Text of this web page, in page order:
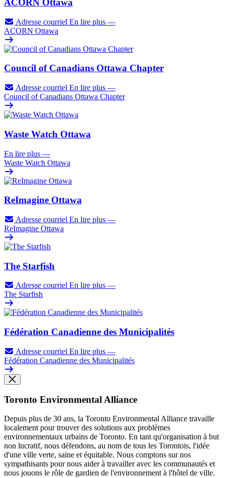
ACORN Ottawa
Adresse courriel En lire plus —
ACORN Ottawa
Council of Canadians Ottawa Chapter
Adresse courriel En lire plus —
Council of Canadians Ottawa Chapter
Waste Watch Ottawa
En lire plus —
Waste Watch Ottawa
ReImagine Ottawa
Adresse courriel En lire plus —
ReImagine Ottawa
The Starfish
Adresse courriel En lire plus —
The Starfish
Fédération Canadienne des Municipalités
Adresse courriel En lire plus —
Fédération Canadienne des Municipalités
Toronto Environmental Alliance
Depuis plus de 30 ans, la Toronto Environmental Alliance travaille
localement pour trouver des solutions aux problèmes
environnementaux urbains de Toronto. En tant qu'organisation à but
non lucratif, nous défendons, au nom de tous les Torontois, l'idée
d'une ville verte, saine et équitable. Nous comptons sur nos
sympathisants pour nous aider à travailler avec les communautés et
nous jouons le rôle de gardien de l'environnement à l'hôtel de ville.